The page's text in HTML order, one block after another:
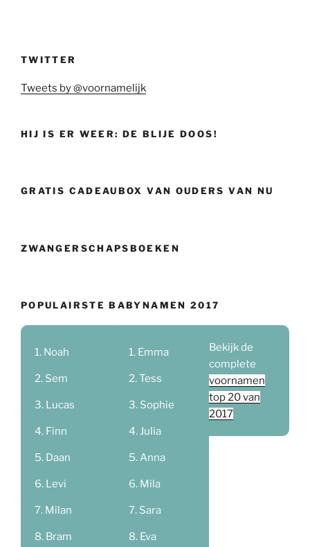
TWITTER
Tweets by @voornamelijk
HIJ IS ER WEER: DE BLIJE DOOS!
GRATIS CADEAUBOX VAN OUDERS VAN NU
ZWANGERSCHAPSBOEKEN
POPULAIRSTE BABYNAMEN 2017
Noah
Sem
Lucas
Finn
Daan
Levi
Milan
Bram
Emma
Tess
Sophie
Julia
Anna
Mila
Sara
Eva
Bekijk de
complete
voornamen
top 20 van
2017